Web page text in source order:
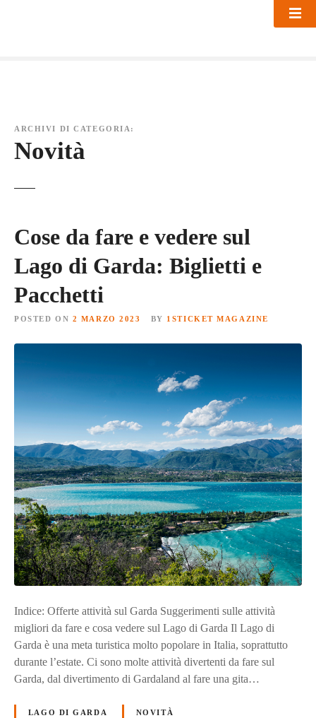
ARCHIVI DI CATEGORIA:
Novità
Cose da fare e vedere sul
Lago di Garda: Biglietti e
Pacchetti
POSTED ON 2 MARZO 2023 BY 1STICKET MAGAZINE
Indice: Offerte attività sul Garda Suggerimenti sulle attività
migliori da fare e cosa vedere sul Lago di Garda Il Lago di
Garda è una meta turistica molto popolare in Italia, soprattutto
durante l’estate. Ci sono molte attività divertenti da fare sul
Garda, dal divertimento di Gardaland al fare una gita…
LAGO DI GARDA NOVITÀ